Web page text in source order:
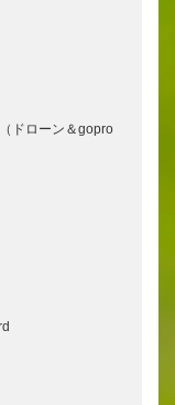
ドローン＆gopro